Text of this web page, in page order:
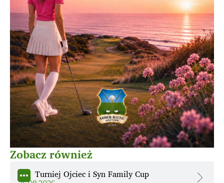
Zobacz również
Turniej Ojciec i Syn Family Cup